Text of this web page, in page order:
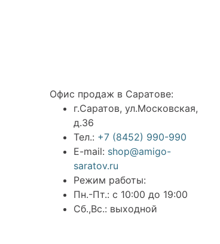
Офис продаж в Саратове:
г.Саратов, ул.Московская,
д.36
Тел.: +7 (8452) 990-990
E-mail: shop@amigo-
saratov.ru
Режим работы:
Пн.-Пт.: с 10:00 до 19:00
Сб.,Вс.: выходной